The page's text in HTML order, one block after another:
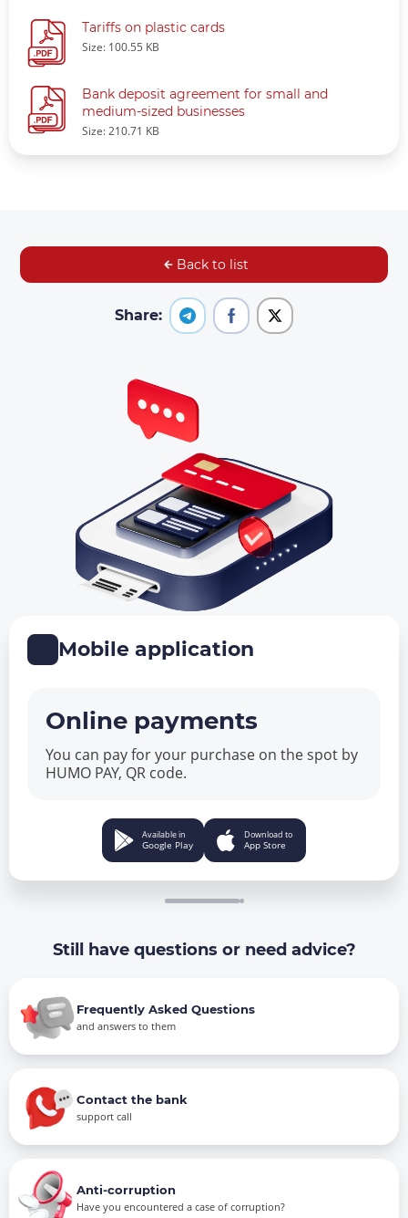
Tariffs on plastic cards
Size: 100.55 KB
Bank deposit agreement for small and
medium-sized businesses
Size: 210.71 KB
Back to list
Share:
Mobile application
Online payments
You can pay for your purchase on the spot by
HUMO PAY, QR code.
Available in
Google Play
Download to
App Store
Still have questions or need advice?
Frequently Asked Questions
and answers to them
Contact the bank
support call
Anti-corruption
Have you encountered a case of corruption?